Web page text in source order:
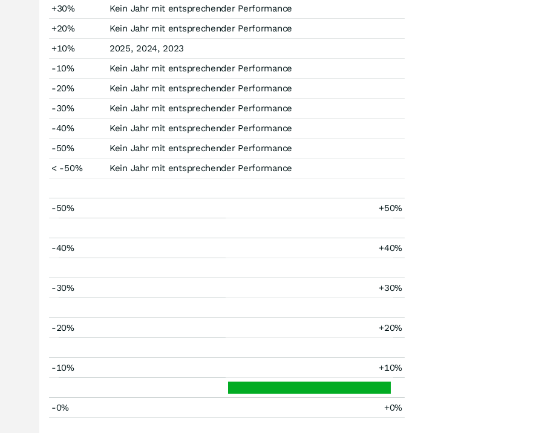
+30%
Kein Jahr mit entsprechender Performance
+20%
Kein Jahr mit entsprechender Performance
+10%
2025, 2024, 2023
-10%
Kein Jahr mit entsprechender Performance
-20%
Kein Jahr mit entsprechender Performance
-30%
Kein Jahr mit entsprechender Performance
-40%
Kein Jahr mit entsprechender Performance
-50%
Kein Jahr mit entsprechender Performance
< -50%
Kein Jahr mit entsprechender Performance
-50% +50%
-40% +40%
-30% +30%
-20% +20%
-10% +10%
-0% +0%